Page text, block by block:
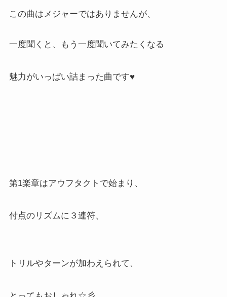
この曲はメジャーではありませんが、
一度聞くと、もう一度聞いてみたくなる
魅力がいっぱい詰まった曲です♥
第1楽章はアウフタクトで始まり、
付点のリズムに３連符、
トリルやターンが加わえられて、